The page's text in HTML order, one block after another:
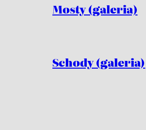
Mosty (galeria)
Schody (galeria)